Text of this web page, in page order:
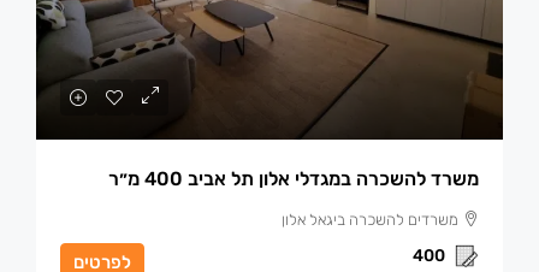
משרד להשכרה במגדלי אלון תל אביב 400 מ״ר
משרדים להשכרה ביגאל אלון
400 לפרטים